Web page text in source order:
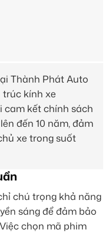
Thành Phát Auto
kính xe
cam kết chính sách
đến 10 năm, đảm
xe trong suốt
chú trọng khả năng
sáng để đảm bảo
chọn mã phim